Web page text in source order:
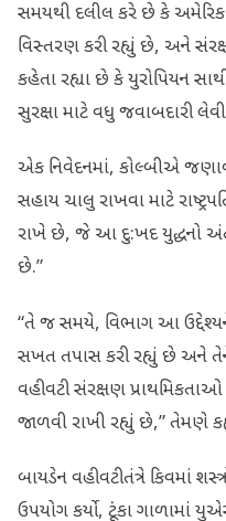
સમયથી દલીલ કરે છે કે
વિસ્તરણ કરી રહ્યું છે, અને
કહેતા રહ્યા છે કે યુરોપિયન
સુરક્ષા માટે વધુ જવાબદારી
એક નિવેદનમાં, કોલ્બીએ
સહાય ચાલુ રાખવા માટે
રાખે છે, જે આ દુ:ખદ યુદ્ધનો
છે.”
“તે જ સમયે, વિભાગ આ
સખત તપાસ કરી રહ્યું છે અને
વહીવટી સંરક્ષણ
જાળવી રાખી રહ્યું છે,” તેમણે
બાયડેન વહીવટીતંત્રે કિવમાં
ઉપયોગ કર્યો, ટૂંકા ગાળામાં